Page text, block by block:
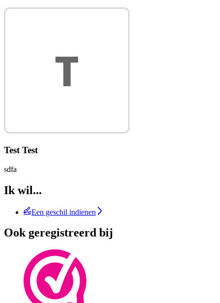
Test Test
sdfa
Ik wil...
Een geschil indienen
Ook geregistreerd bij